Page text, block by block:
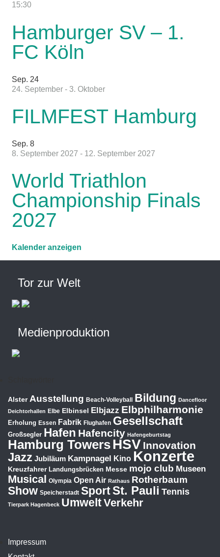
Tor zur Welt
Medienproduktion
15:30
Hamburger SV – 1.
FC Köln
Sep. 24
24. September - 3. Oktober
FILMFEST Hamburg
Sep. 8
8. September 2027 - 12. September 2027
World Triathlon
Championship Finals
2027
Kalender anzeigen
Impressum
Alster Ausstellung Beach-Volleyball Bildung Dancefloor
Deichtorhallen Elbe Elbinsel Elbjazz Elbphilharmonie
Erholung Essen Fabrik Flughafen Gesellschaft
Großsegler Hafen Hafencity Hafengeburtstag
Hamburg TowersHSV Innovation
Jazz Jubiläum Kampnagel Kino Konzerte
Kreuzfahrer Landungsbrücken Messe mojo club Museen
Musical Olympia Open Air Rathaus Rotherbaum
Show Speicherstadt SportSt. Pauli Tennis
Tierpark Hagenbeck UmweltVerkehr